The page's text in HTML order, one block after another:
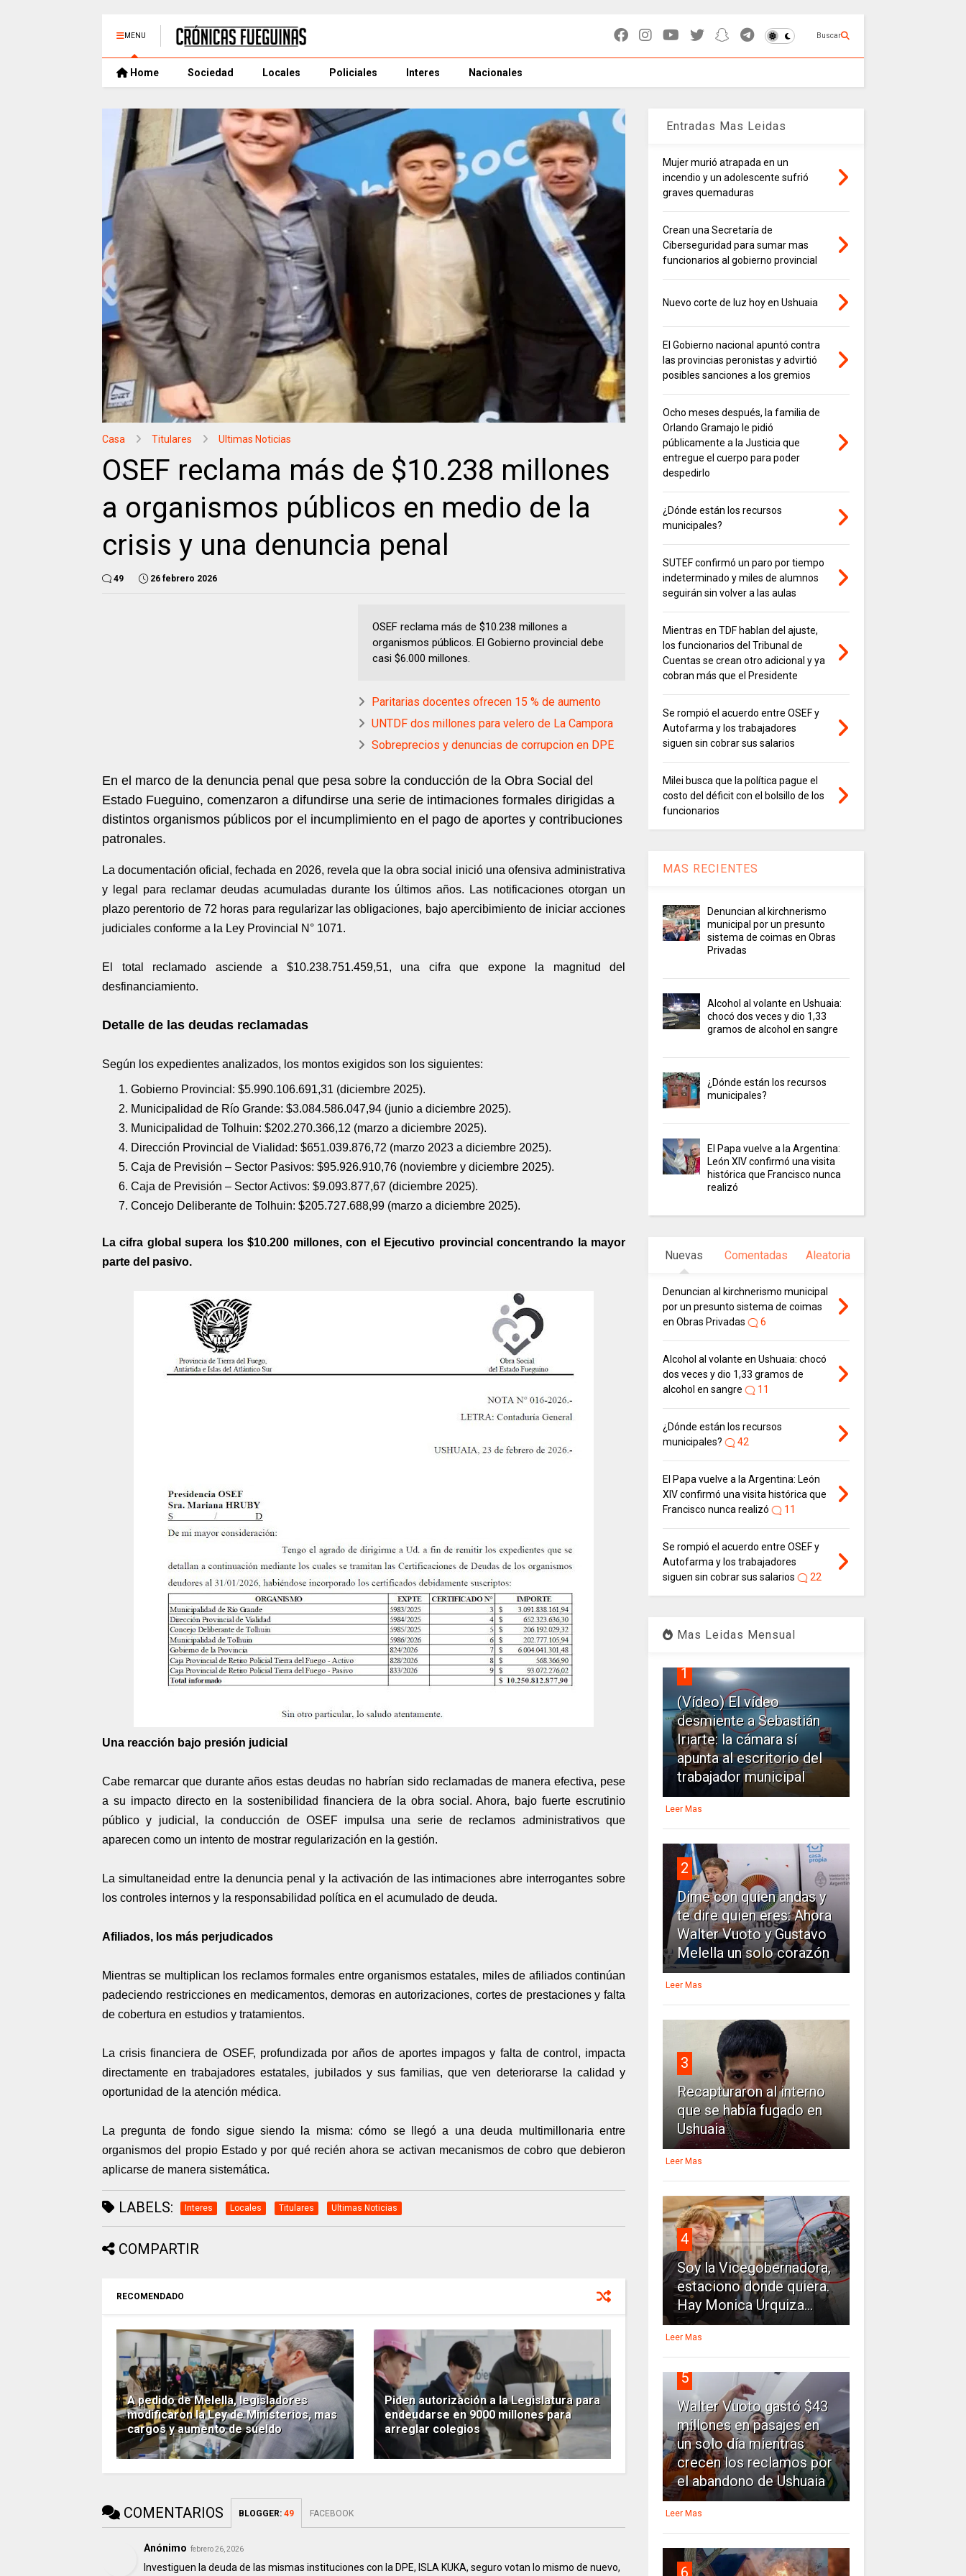
MENU Buscar
Home Sociedad Locales Policiales Interes Nacionales
Casa Titulares Ultimas Noticias
OSEF reclama más de $10.238 millones
a organismos públicos en medio de la
crisis y una denuncia penal
49 26 febrero 2026
OSEF reclama más de $10.238 millones a
organismos públicos. El Gobierno provincial debe
casi $6.000 millones.
Paritarias docentes ofrecen 15 % de aumento
UNTDF dos millones para velero de La Campora
Sobreprecios y denuncias de corrupcion en DPE
En el marco de la denuncia penal que pesa sobre la conducción de la Obra Social del
Estado Fueguino, comenzaron a difundirse una serie de intimaciones formales dirigidas a
distintos organismos públicos por el incumplimiento en el pago de aportes y contribuciones
patronales.
La documentación oficial, fechada en 2026, revela que la obra social inició una ofensiva administrativa
y legal para reclamar deudas acumuladas durante los últimos años. Las notificaciones otorgan un
plazo perentorio de 72 horas para regularizar las obligaciones, bajo apercibimiento de iniciar acciones
judiciales conforme a la Ley Provincial N° 1071.
El total reclamado asciende a $10.238.751.459,51, una cifra que expone la magnitud del
desfinanciamiento.
Detalle de las deudas reclamadas
Según los expedientes analizados, los montos exigidos son los siguientes:
Gobierno Provincial: $5.990.106.691,31 (diciembre 2025).
Municipalidad de Río Grande: $3.084.586.047,94 (junio a diciembre 2025).
Municipalidad de Tolhuin: $202.270.366,12 (marzo a diciembre 2025).
Dirección Provincial de Vialidad: $651.039.876,72 (marzo 2023 a diciembre 2025).
Caja de Previsión – Sector Pasivos: $95.926.910,76 (noviembre y diciembre 2025).
Caja de Previsión – Sector Activos: $9.093.877,67 (diciembre 2025).
Concejo Deliberante de Tolhuin: $205.727.688,99 (marzo a diciembre 2025).
La cifra global supera los $10.200 millones, con el Ejecutivo provincial concentrando la mayor
parte del pasivo.
Una reacción bajo presión judicial
Cabe remarcar que durante años estas deudas no habrían sido reclamadas de manera efectiva, pese
a su impacto directo en la sostenibilidad financiera de la obra social. Ahora, bajo fuerte escrutinio
público y judicial, la conducción de OSEF impulsa una serie de reclamos administrativos que
aparecen como un intento de mostrar regularización en la gestión.
La simultaneidad entre la denuncia penal y la activación de las intimaciones abre interrogantes sobre
los controles internos y la responsabilidad política en el acumulado de deuda.
Afiliados, los más perjudicados
Mientras se multiplican los reclamos formales entre organismos estatales, miles de afiliados continúan
padeciendo restricciones en medicamentos, demoras en autorizaciones, cortes de prestaciones y falta
de cobertura en estudios y tratamientos.
La crisis financiera de OSEF, profundizada por años de aportes impagos y falta de control, impacta
directamente en trabajadores estatales, jubilados y sus familias, que ven deteriorarse la calidad y
oportunidad de la atención médica.
La pregunta de fondo sigue siendo la misma: cómo se llegó a una deuda multimillonaria entre
organismos del propio Estado y por qué recién ahora se activan mecanismos de cobro que debieron
aplicarse de manera sistemática.
LABELS: Interes Locales Titulares Ultimas Noticias
COMPARTIR
RECOMENDADO
A pedido de Melella, legisladores
modificaron la Ley de Ministerios, mas
cargos y aumento de sueldo
Piden autorización a la Legislatura para
endeudarse en 9000 millones para
arreglar colegios
COMENTARIOS BLOGGER: 49 FACEBOOK
Anónimo febrero 26, 2026
Investiguen la deuda de las mismas instituciones con la DPE, ISLA KUKA, seguro votan lo mismo de nuevo,
Entradas Mas Leidas
Mujer murió atrapada en un
incendio y un adolescente sufrió
graves quemaduras
Crean una Secretaría de
Ciberseguridad para sumar mas
funcionarios al gobierno provincial
Nuevo corte de luz hoy en Ushuaia
El Gobierno nacional apuntó contra
las provincias peronistas y advirtió
posibles sanciones a los gremios
Ocho meses después, la familia de
Orlando Gramajo le pidió
públicamente a la Justicia que
entregue el cuerpo para poder
despedirlo
¿Dónde están los recursos
municipales?
SUTEF confirmó un paro por tiempo
indeterminado y miles de alumnos
seguirán sin volver a las aulas
Mientras en TDF hablan del ajuste,
los funcionarios del Tribunal de
Cuentas se crean otro adicional y ya
cobran más que el Presidente
Se rompió el acuerdo entre OSEF y
Autofarma y los trabajadores
siguen sin cobrar sus salarios
Milei busca que la política pague el
costo del déficit con el bolsillo de los
funcionarios
MAS RECIENTES
Denuncian al kirchnerismo
municipal por un presunto
sistema de coimas en Obras
Privadas
Alcohol al volante en Ushuaia:
chocó dos veces y dio 1,33
gramos de alcohol en sangre
¿Dónde están los recursos
municipales?
El Papa vuelve a la Argentina:
León XIV confirmó una visita
histórica que Francisco nunca
realizó
Nuevas Comentadas Aleatoria
Denuncian al kirchnerismo municipal
por un presunto sistema de coimas
en Obras Privadas
6
Alcohol al volante en Ushuaia: chocó
dos veces y dio 1,33 gramos de
alcohol en sangre
11
¿Dónde están los recursos
municipales?
42
El Papa vuelve a la Argentina: León
XIV confirmó una visita histórica que
Francisco nunca realizó
11
Se rompió el acuerdo entre OSEF y
Autofarma y los trabajadores
siguen sin cobrar sus salarios
22
Mas Leidas Mensual
1
(Vídeo) El vídeo
desmiente a Sebastián
Iriarte: la cámara sí
apunta al escritorio del
trabajador municipal
Leer Mas
2
Dime con quien andas y
te dire quien eres: Ahora
Walter Vuoto y Gustavo
Melella un solo corazón
Leer Mas
3
Recapturaron al interno
que se había fugado en
Ushuaia
Leer Mas
4
Soy la Vicegobernadora,
estaciono donde quiera.
Hay Monica Urquiza...
Leer Mas
5
Walter Vuoto gastó $43
millones en pasajes en
un solo día mientras
crecen los reclamos por
el abandono de Ushuaia
Leer Mas